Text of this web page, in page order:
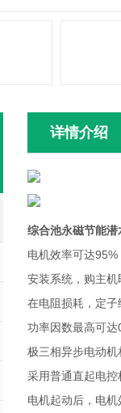
详情介绍
综合池永磁节能
电机效率可达
安装系统，购主
在电阻损耗，定
功率因数最高可
极三相异步电动
采用普通直起电
电机起动后，电